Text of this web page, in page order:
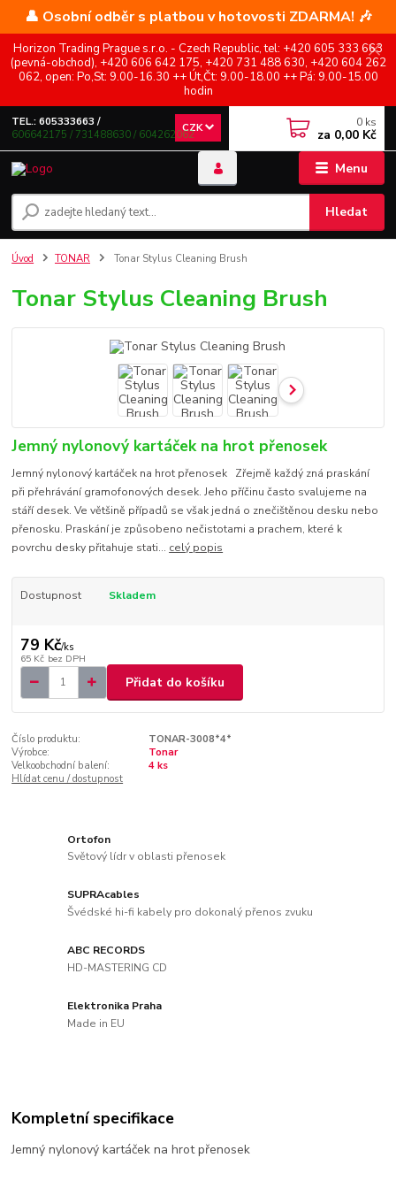
👤 Osobní odběr s platbou v hotovosti ZDARMA! 🎶
Horizon Trading Prague s.r.o. - Czech Republic, tel: +420 605 333 663
(pevná-obchod), +420 606 642 175, +420 731 488 630, +420 604 262
062, open: Po,St: 9.00-16.30 ++ Út,Čt: 9.00-18.00 ++ Pá: 9.00-15.00
hodin
Menu
CZK
Hledat
TEL.: 605333663 /
606642175 / 731488630 / 604262062
0 ks
za 0,00 Kč
Úvod TONAR Tonar Stylus Cleaning Brush
Tonar Stylus Cleaning Brush
Jemný nylonový kartáček na hrot přenosek
Jemný nylonový kartáček na hrot přenosek Zřejmě každý zná praskání
při přehrávání gramofonových desek. Jeho příčinu často svalujeme na
stáří desek. Ve většině případů se však jedná o znečištěnou desku nebo
přenosku. Praskání je způsobeno nečistotami a prachem, které k
povrchu desky přitahuje stati... celý popis
Dostupnost Skladem
79 Kč/ks
65 Kč bez DPH
Přidat do košíku
Číslo produktu:
TONAR-3008*4*
Výrobce:
Tonar
Velkoobchodní balení:
4 ks
Hlídat cenu / dostupnost
Ortofon
Světový lídr v oblasti přenosek
SUPRAcables
Švédské hi-fi kabely pro dokonalý přenos zvuku
ABC RECORDS
HD-MASTERING CD
Elektronika Praha
Made in EU
Kompletní specifikace
Jemný nylonový kartáček na hrot přenosek